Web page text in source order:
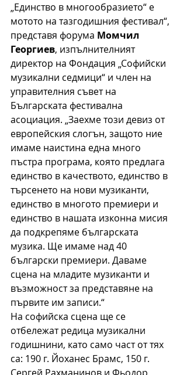
„Единство в многообразието“ е
мотото на тазгодишния фестивал“,
представя форума Момчил
Георгиев, изпълнителният
директор на Фондация „Софийски
музикални седмици“ и член на
управителния съвет на
Българската фестивална
асоциация. „Заехме този девиз от
европейския слогън, защото ние
имаме наистина една много
пъстра програма, която предлага
единство в качеството, единство в
търсенето на нови музиканти,
единство в многото премиери и
единство в нашата изконна мисия
да подкрепяме българската
музика. Ще имаме над 40
български премиери. Даваме
сцена на младите музиканти и
възможност за представяне на
първите им записи.“
На софийска сцена ще се
отбележат редица музикални
годишнини, като само част от тях
са: 190 г. Йоханес Брамс, 150 г.